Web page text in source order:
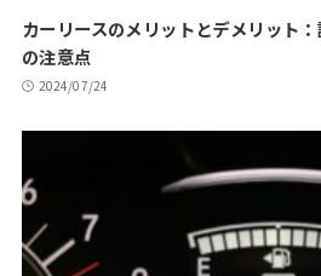
カーリースのメリットとデメリット
の注意点
2024/07/24